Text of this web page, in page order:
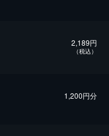
2,189円
（税込）
1,200円分